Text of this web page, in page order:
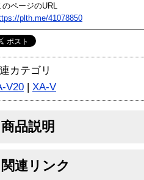
のページのURL
plth.me/41078850
カテゴリ
V20 | XA-V
商品説明
関連リンク